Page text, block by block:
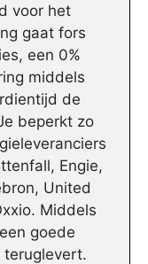
voor het
gaat fors
een 0%
middels
de
beperkt zo
Engie,
United
Middels
goede
teruglevert.